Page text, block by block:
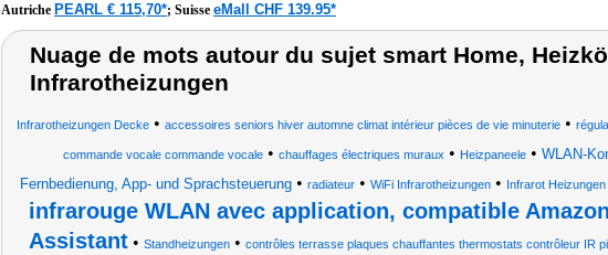
Autriche PEARL € 115,70*; Suisse eMall CHF 139.95*
Nuage de mots autour du sujet smart Home,
Infrarotheizungen
Infrarotheizungen Decke • accessoires seniors hiver automne climat intérieur pièces de vie minuterie •
commande vocale commande vocale • chauffages électriques muraux • Heizpaneele • WLAN-
Fernbedienung, App- und Sprachsteuerung• radiateur• WiFi Infrarotheizungen• Infrarot Heizungen
infrarouge WLAN avec application, compatible
Assistant• Standheizungen• contrôles terrasse plaques chauffantes thermostats contrôleur IR